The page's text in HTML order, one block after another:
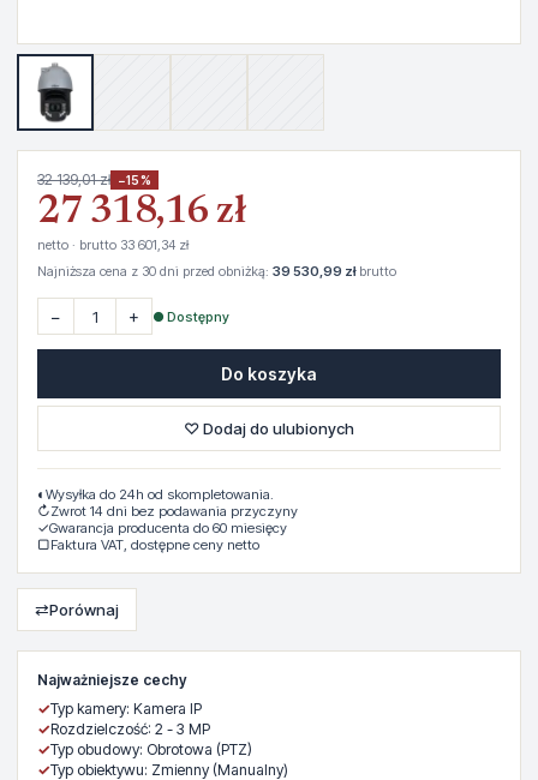
Najważniejsze cechy
✓Typ kamery: Kamera IP
✓Rozdzielczość: 2 - 3 MP
✓Typ obudowy: Obrotowa (PTZ)
✓Typ obiektywu: Zmienny (Manualny)
32 139,01 zł −15%
27 318,16 zł
netto · brutto 33 601,34 zł
Najniższa cena z 30 dni przed obniżką: 39 530,99 złbrutto
− + ● Dostępny
Do koszyka
♡ Dodaj do ulubionych
◐ Wysyłka do 24h od skompletowania.
↻Zwrot 14 dni bez podawania przyczyny
✓Gwarancja producenta do 60 miesięcy
▢Faktura VAT, dostępne ceny netto
⇄Porównaj